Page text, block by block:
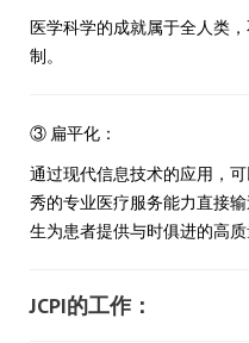
医学科学的成就属于全人类
制。
③ 扁平化：
通过现代信息技术的应用，
秀的专业医疗服务能力直接
生为患者提供与时俱进的高质
JCPI的工作：